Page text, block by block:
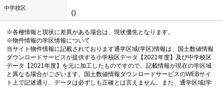
中学校区
()
※各種情報と現状に差異がある場合は、現状優先となります。
※物件情報の学区情報について
当サイト物件情報に記載されております通学区域(学区)情報は、国土数値情報
ダウンロードサービスが提供する小学校区データ【2021年度】及び中学校区
データ【2021年度】を元に加工したものですので、記載情報が現在の学区域
と異なる場合がございます。国土数値情報ダウンロードサービスのWEBサイ
ト上で記述通り、データは必ずしも正確とは言えません。また、通学区域(学